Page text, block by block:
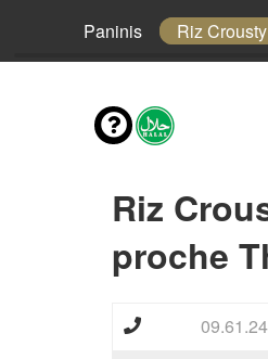
Paninis Riz Crousty
Riz
proche